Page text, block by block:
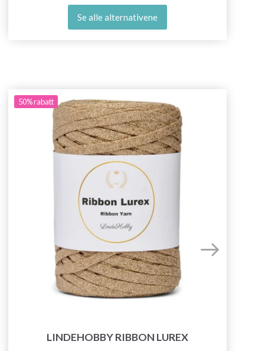
Se alle alternativene
50%rabatt
LINDEHOBBY RIBBON LUREX